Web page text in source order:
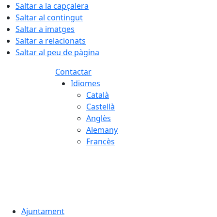
Saltar a la capçalera
Saltar al contingut
Saltar a imatges
Saltar a relacionats
Saltar al peu de pàgina
Contactar
Idiomes
Català
Castellà
Anglès
Alemany
Francès
Ajuntament